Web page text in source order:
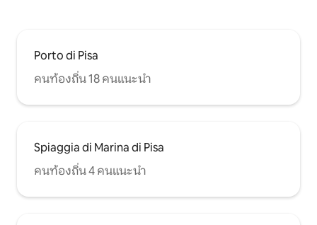
Porto di Pisa
คนท้องถิ่น 18 คนแนะนำ
Spiaggia di Marina di Pisa
คนท้องถิ่น 4 คนแนะนำ